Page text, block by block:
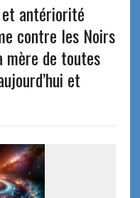
et antériorité
contre les Noirs
mère de toutes
et